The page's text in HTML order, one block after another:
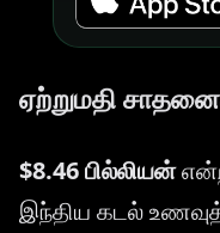
ஏற்றுமதி
$8.46 பில்லியன்
இந்திய கடல்